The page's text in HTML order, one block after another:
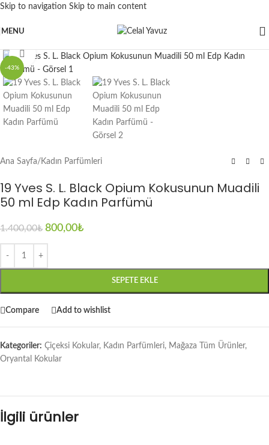
Skip to navigation Skip to main content
MENU
-43%
Click to enlarge
Ana Sayfa/ Kadın Parfümleri
19 Yves S. L. Black Opium Kokusunun Muadili
50 ml Edp Kadın Parfümü
1.400,00₺ 800,00₺
SEPETE EKLE
Compare Add to wishlist
Kategoriler: Çiçeksi Kokular, Kadın Parfümleri, Mağaza Tüm Ürünler,
Oryantal Kokular
İlgili ürünler